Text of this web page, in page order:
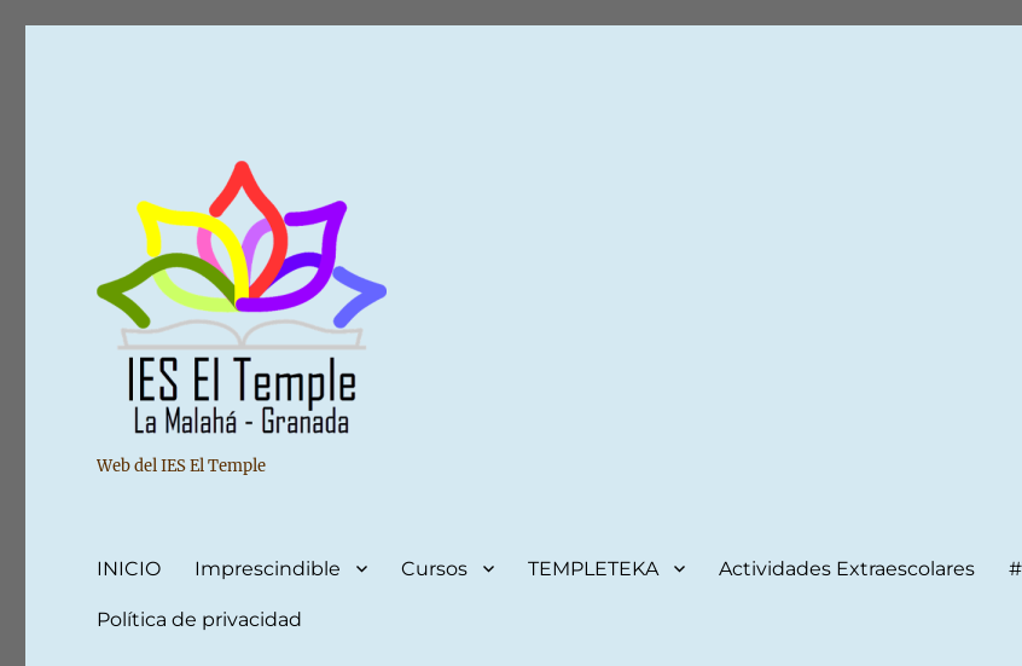
Web del IES El Temple
INICIO Imprescindible Cursos TEMPLETEKA Actividades Extraescolares
Política de privacidad